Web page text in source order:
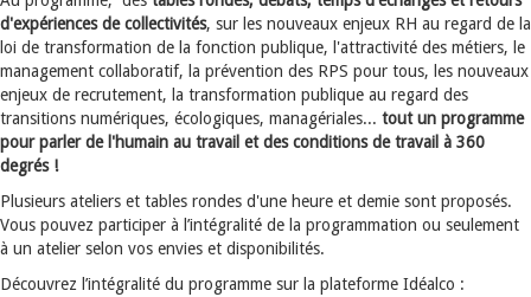
d'expériences de collectivités, sur les nouveaux enjeux RH au regard de la
loi de transformation de la fonction publique, l'attractivité des métiers, le
management collaboratif, la prévention des RPS pour tous, les nouveaux
enjeux de recrutement, la transformation publique au regard des
transitions numériques, écologiques, managériales... tout un programme
pour parler de l'humain au travail et des conditions de travail à 360
degrés !
Plusieurs ateliers et tables rondes d'une heure et demie sont proposés.
Vous pouvez participer à l’intégralité de la programmation ou seulement
à un atelier selon vos envies et disponibilités.
Découvrez l’intégralité du programme sur la plateforme Idéalco :